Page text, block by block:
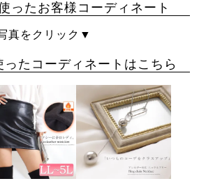
しかったですが、合わせやすいブ
タートルネックのニットが重宝す
ていう感じです。生地はしっかり
ったお客様コーディネート
真をクリック▼
ったコーディネートはこちら